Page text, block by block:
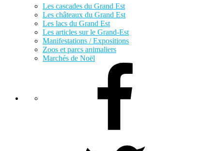
Les cascades du Grand Est
Les châteaux du Grand Est
Les lacs du Grand Est
Les articles sur le Grand-Est
Manifestations / Expositions
Zoos et parcs animaliers
Marchés de Noël